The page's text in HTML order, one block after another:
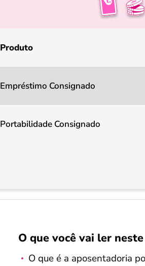
Produto
Empréstimo Consignado
Portabilidade Consignado
O que você vai ler
O que é a aposentadoria